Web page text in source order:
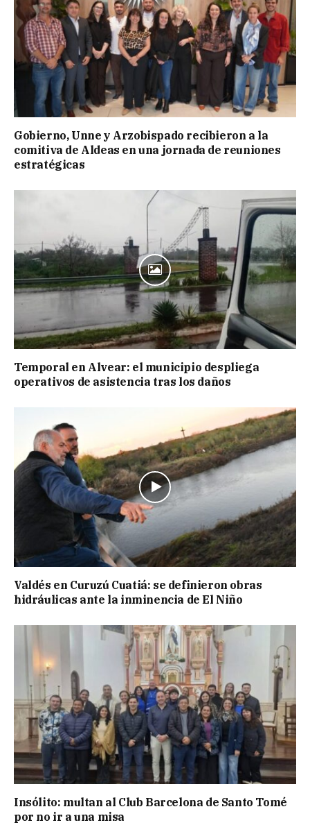
Gobierno, Unne y Arzobispado recibieron a la
comitiva de Aldeas en una jornada de reuniones
estratégicas
Temporal en Alvear: el municipio despliega
operativos de asistencia tras los daños
Valdés en Curuzú Cuatiá: se definieron obras
hidráulicas ante la inminencia de El Niño
Insólito: multan al Club Barcelona de Santo Tomé
por no ir a una misa